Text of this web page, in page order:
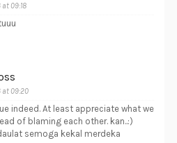
at 09:18
at 09:20
indeed. At least appreciate what we
of blaming each other. kan..:)
semoga kekal merdeka